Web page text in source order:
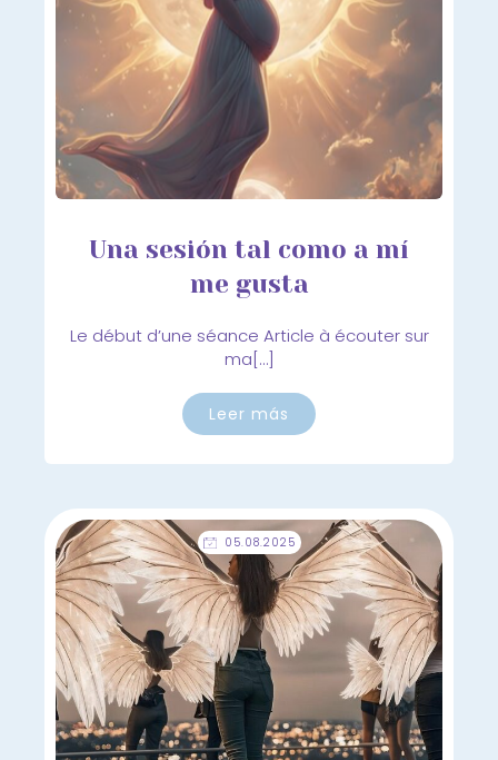
Una sesión tal como a mí
me gusta
Le début d’une séance Article à écouter sur
ma[…]
Leer más
05.08.2025